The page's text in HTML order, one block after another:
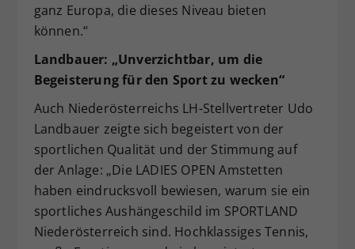
ganz Europa, die dieses Niveau bieten
können.“
Landbauer: „Unverzichtbar, um die
Begeisterung für den Sport zu wecken“
Auch Niederösterreichs LH-Stellvertreter Udo
Landbauer zeigte sich begeistert von der
sportlichen Qualität und der Stimmung auf
der Anlage: „Die LADIES OPEN Amstetten
haben eindrucksvoll bewiesen, warum sie ein
sportliches Aushängeschild im SPORTLAND
Niederösterreich sind. Hochklassiges Tennis,